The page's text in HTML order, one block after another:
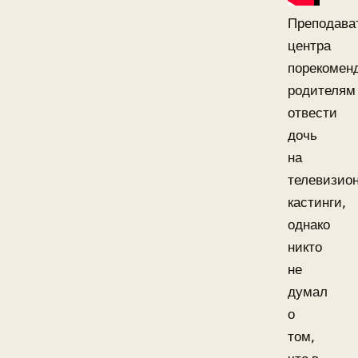
центра
родителям
отвести
дочь
на
кастинги,
однако
никто
не
думал
о
том,